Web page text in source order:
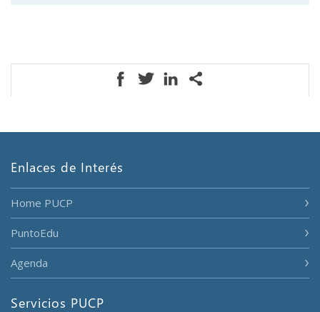
Enlaces de Interés
Home PUCP
PuntoEdu
Agenda
Servicios PUCP